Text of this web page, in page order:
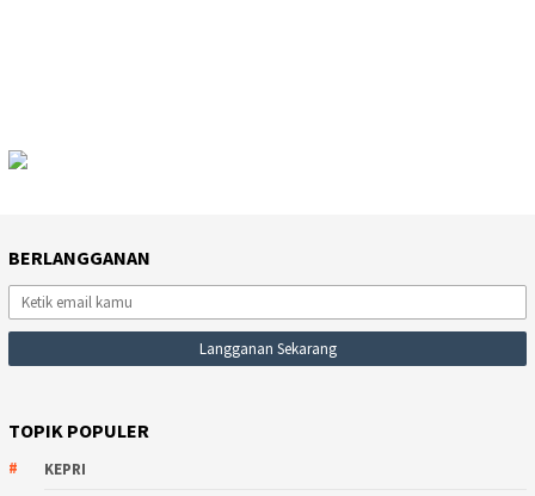
BERLANGGANAN
TOPIK POPULER
KEPRI